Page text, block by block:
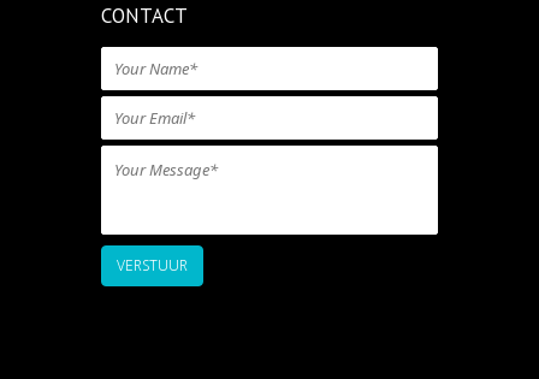
CONTACT
VERSTUUR